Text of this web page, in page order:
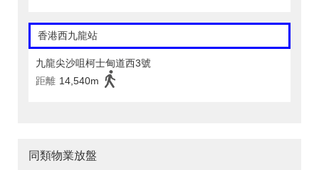
香港西九龍站
九龍尖沙咀柯士甸道西3號
距離 14,540m
同類物業放盤